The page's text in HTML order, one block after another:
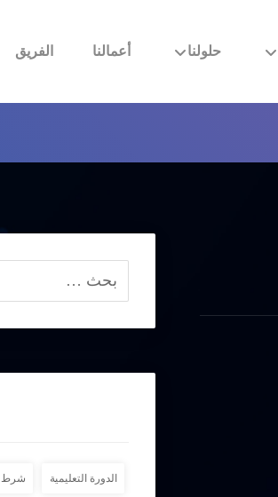
حلولنا أعمالنا الفريق
الدورة التعليمية شرط